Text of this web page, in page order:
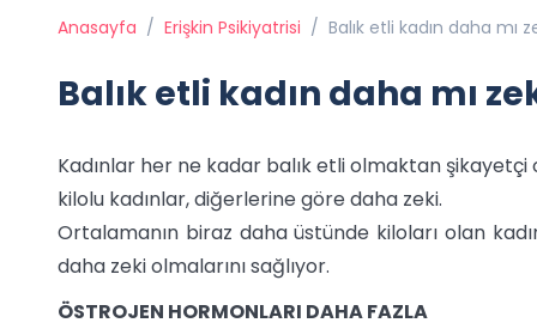
Anasayfa / Erişkin Psikiyatrisi / Balık etli kadın daha mı
Balık etli kadın daha mı
Kadınlar her ne kadar balık etli olmaktan
kilolu kadınlar, diğerlerine göre daha zeki.
Ortalamanın biraz daha üstünde kiloları olan
daha zeki olmalarını sağlıyor.
ÖSTROJEN HORMONLARI DAHA FAZLA